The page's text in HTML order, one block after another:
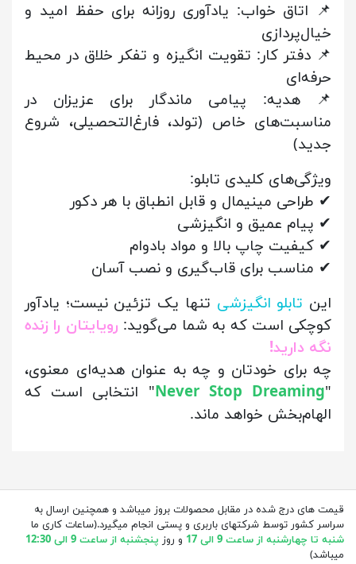
📌 اتاق خواب: یادآوری روزانه برای حفظ امید و
خیال‌پردازی
📌 دفتر کار: تقویت انگیزه و تفکر خلاق در محیط
حرفه‌ای
📌 هدیه: پیامی ماندگار برای عزیزان در
مناسبت‌های خاص (تولد، فارغ‌التحصیلی، شروع
جدید)
ویژگی‌های کلیدی تابلو:
✔ طراحی مینیمال و قابل انطباق با هر دکور
✔ پیام عمیق و انگیزشی
✔ کیفیت چاپ بالا و مواد بادوام
✔ مناسب برای قاب‌گیری و نصب آسان
این تابلو انگیزشی تنها یک تزئین نیست؛ یادآور
کوچکی است که به شما می‌گوید: رویایتان را زنده
نگه دارید!
چه برای خودتان و چه به عنوان هدیه‌ای معنوی،
"
Never Stop Dreaming" انتخابی است که
الهام‌بخش خواهد ماند.
قیمت های درج شده در مقابل محصولات بروز میباشد و همچنین ارسال به
سراسر کشور توسط شرکتهای باربری و پستی انجام میگیرد.(ساعات کاری ما
شنبه تا چهارشنبه از ساعت 9 الی 17
و روز پنجشنبه از ساعت 9 الی 12:30
میباشد)